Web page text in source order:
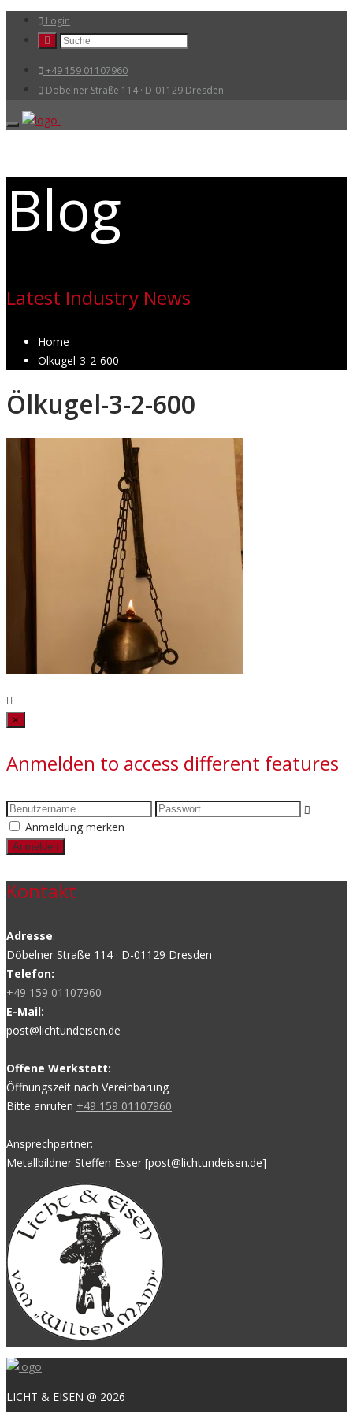
Login
+49 159 01107960
Döbelner Straße 114 · D-01129 Dresden
Blog
Latest Industry News
Home
Ölkugel-3-2-600
Ölkugel-3-2-600
×
Anmelden to access different features
Anmeldung merken
Kontakt
Adresse:
Döbelner Straße 114 · D-01129 Dresden
Telefon:
+49 159 01107960
E-Mail:
post@lichtundeisen.de
Offene Werkstatt:
Öffnungszeit nach Vereinbarung
Bitte anrufen +49 159 01107960
Ansprechpartner:
Metallbildner Steffen Esser [post@lichtundeisen.de]
LICHT & EISEN @ 2026